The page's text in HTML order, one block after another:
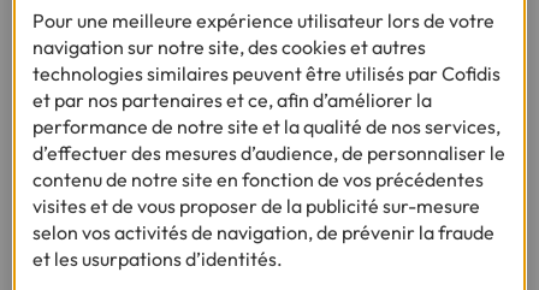
ENQUÊTE :
LE BUDGET DES FAMILLES MONOPARENTALES
62 % des familles monoparentales craignent
chaque mois de manquer d'argent pour couvrir
les dépenses essentielles de leurs enfants
Pour une meilleure expérience utilisateur lors de votre
navigation sur notre site, des cookies et autres
technologies similaires peuvent être utilisés par Cofidis
et par nos partenaires et ce, afin d’améliorer la
performance de notre site et la qualité de nos services,
d’effectuer des mesures d’audience, de personnaliser le
contenu de notre site en fonction de vos précédentes
visites et de vous proposer de la publicité sur-mesure
selon vos activités de navigation, de prévenir la fraude
et les usurpations d’identités.